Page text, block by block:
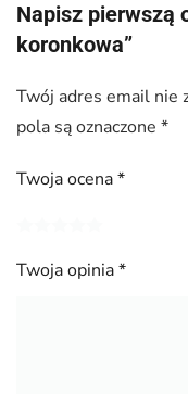
Napisz pierwszą
koronkowa”
Twój adres email nie
pola są oznaczone *
Twoja ocena*
Twoja opinia*